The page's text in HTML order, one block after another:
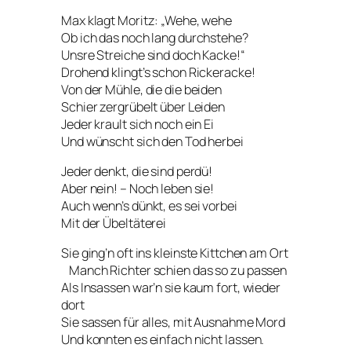
Max klagt Moritz: „Wehe, wehe
Ob ich das noch lang durchstehe?
Unsre Streiche sind doch Kacke!“
Drohend klingt’s schon Rickeracke!
Von der Mühle, die die beiden
Schier zergrübelt über Leiden
Jeder krault sich noch ein Ei
Und wünscht sich den Tod herbei
Jeder denkt, die sind perdü!
Aber nein! – Noch leben sie!
Auch wenn’s dünkt, es sei vorbei
Mit der Übeltäterei
Sie ging’n oft ins kleinste Kittchen am Ort
Manch Richter schien das so zu passen
Als Insassen war’n sie kaum fort, wieder
dort
Sie sassen für alles, mit Ausnahme Mord
Und konnten es einfach nicht lassen.